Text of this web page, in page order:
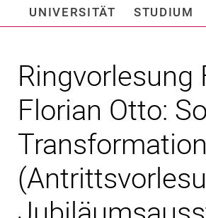
UNIVERSITÄT STUDIUM
Ringvorlesung
Florian Otto: